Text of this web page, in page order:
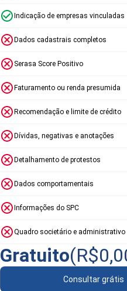
Indicação de empresas vinculadas
Dados cadastrais completos
Serasa Score Positivo
Faturamento ou renda presumida
Recomendação e limite de crédito
Dívidas, negativas e anotações
Detalhamento de protestos
Dados comportamentais
Informações do SPC
Quadro societário e administrativo
Gratuito(R$
Consultar grátis